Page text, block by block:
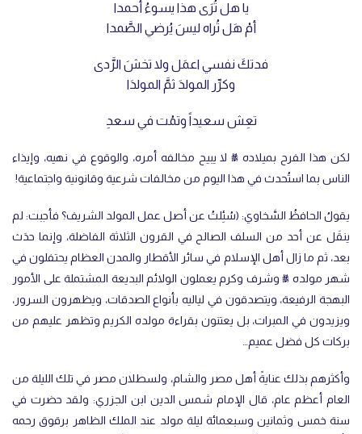
يا هل تُرَى هذا يسوءُ أحمدا
أمْ هَل تُراه ليسَ يُرضي الصَّمدا
فدتكَ نفسي اعمَل ولا تخشَ الرَّدى
وكرِّر المولدَ ثمَّ المولدَا
تعِش سعيداً وتمُت في سعدِ
لكن هذا الفرح بميلاده ﷺ لا يبيح مخالفه أمره، والوقوع في نهيه، وإيذاء
الناس بما استُحدث في هذا اليوم من مخالفات شرعية وقانونية واجتماعية!
يقولُ الحافظُ السَّخاوي: (سُئِلتُ عن أصل عمل المولد الشريف؟ فأجبت: لم
ينقَل عن أحد من السلف الصالح في القرون الثلاثة الفاضلة، وإنما حدَث
بعد، ثم ما زال أهل الإسلام في سائر الأقطار والمدن العظام يحتفلون ‌في
‌شهر ‌مولده ﷺ وشرف وكرم يعملون الولائم البديعة المشتملة على الأمور
البهجة الرفيعة، ويتصدقون في لياليه بأنواع الصدقات، ويظهرون السرور،
ويزيدون في المبرات، بل يعتنون بقراءة مولده الكريم وتظهر عليهم من
بركات كل فضل عميم…
وأكثرهم بذلك عنايةً أهل مصر والشام، ولسطلان مصر في تلك الليلة من
العام أعظم عام، قال الإمام شمس الدين ابن الجزري: ولقد حضرت في
سنة خمس وثمانين وسبعمائة ليلة مولد عند الملك ‌الظاهر ‌برقوق رحمه